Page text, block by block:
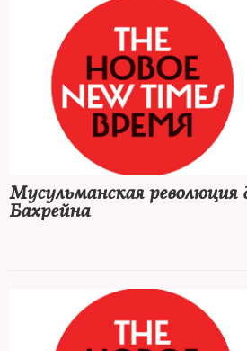
Мусульманская революция
Бахрейна